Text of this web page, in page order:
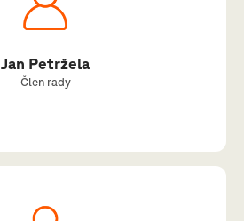
Jan Petržela
Člen rady